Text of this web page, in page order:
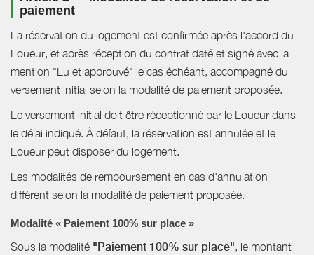
paiement
La réservation du logement est confirmée après l'accord du
Loueur, et après réception du contrat daté et signé avec la
mention "Lu et approuvé" le cas échéant, accompagné du
versement initial selon la modalité de paiement proposée.
Le versement initial doit être réceptionné par le Loueur dans
le délai indiqué. À défaut, la réservation est annulée et le
Loueur peut disposer du logement.
Les modalités de remboursement en cas d'annulation
diffèrent selon la modalité de paiement proposée.
Modalité « Paiement 100% sur place »
Sous la modalité "Paiement 100% sur place", le montant